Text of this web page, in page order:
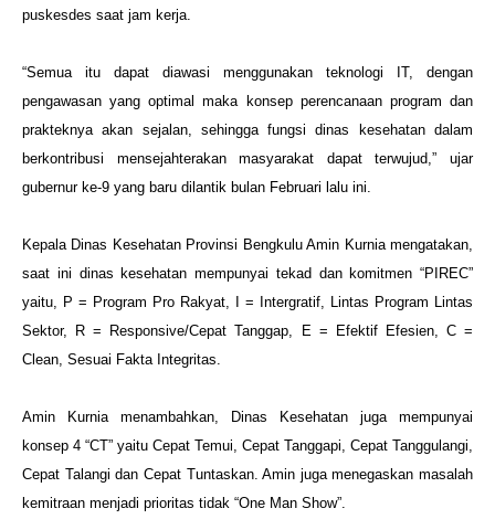
puskesdes saat jam kerja.
“Semua itu dapat diawasi menggunakan teknologi IT, dengan
pengawasan yang optimal maka konsep perencanaan program dan
prakteknya akan sejalan, sehingga fungsi dinas kesehatan dalam
berkontribusi mensejahterakan masyarakat dapat terwujud,” ujar
gubernur ke-9 yang baru dilantik bulan Februari lalu ini.
Kepala Dinas Kesehatan Provinsi Bengkulu Amin Kurnia mengatakan,
saat ini dinas kesehatan mempunyai tekad dan komitmen “PIREC”
yaitu, P = Program Pro Rakyat, I = Intergratif, Lintas Program Lintas
Sektor, R = Responsive/Cepat Tanggap, E = Efektif Efesien, C =
Clean, Sesuai Fakta Integritas.
Amin Kurnia menambahkan, Dinas Kesehatan juga mempunyai
konsep 4 “CT” yaitu Cepat Temui, Cepat Tanggapi, Cepat Tanggulangi,
Cepat Talangi dan Cepat Tuntaskan. Amin juga menegaskan masalah
kemitraan menjadi prioritas tidak “One Man Show”.